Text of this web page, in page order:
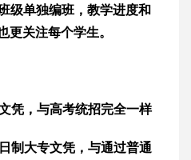
级单独编班，教学进度和
关注每个学生。
凭，与高考统招完全一样
制大专文凭，与通过普通